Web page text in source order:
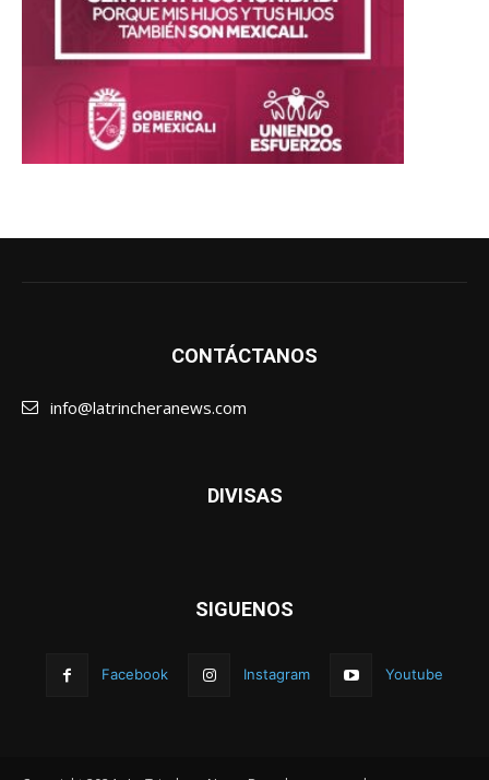
CONTÁCTANOS
info@latrincheranews.com
DIVISAS
SIGUENOS
Facebook Instagram Youtube